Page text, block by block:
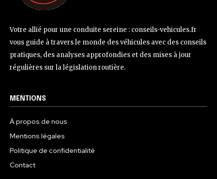
Votre allié pour une conduite sereine : conseils-vehicules.fr
vous guide à travers le monde des véhicules avec des conseils
pratiques, des analyses approfondies et des mises à jour
régulières sur la législation routière.
MENTIONS
À propos de nous
Mentions légales
Politique de confidentialité
Contact